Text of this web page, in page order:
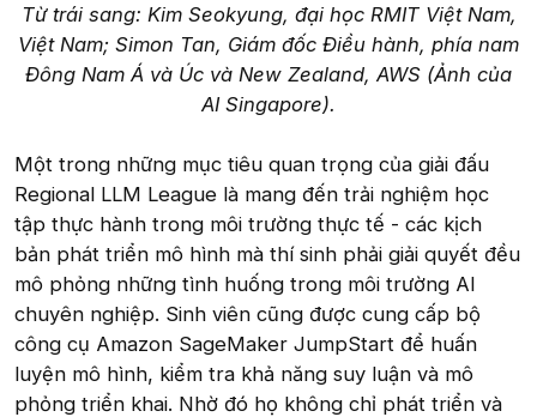
Từ trái sang: Kim Seokyung, đại học RMIT Việt Nam,
Việt Nam; Simon Tan, Giám đốc Điều hành, phía nam
Đông Nam Á và Úc và New Zealand, AWS (Ảnh của
AI Singapore).
Một trong những mục tiêu quan trọng của giải đấu
Regional LLM League là mang đến trải nghiệm học
tập thực hành trong môi trường thực tế - các kịch
bản phát triển mô hình mà thí sinh phải giải quyết đều
mô phỏng những tình huống trong môi trường AI
chuyên nghiệp. Sinh viên cũng được cung cấp bộ
công cụ Amazon SageMaker JumpStart để huấn
luyện mô hình, kiểm tra khả năng suy luận và mô
phỏng triển khai. Nhờ đó họ không chỉ phát triển và